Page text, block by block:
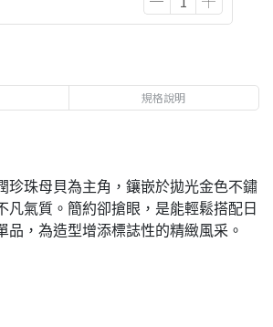
規格說明
珍珠母貝為主角，鑲嵌於拋光金色不鏽
凡氣質。簡約卻搶眼，是能輕鬆搭配日
品，為造型增添標誌性的精緻風采。